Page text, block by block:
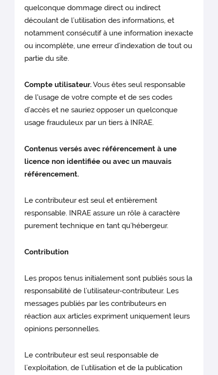
quelconque dommage direct ou indirect
découlant de l’utilisation des informations, et
notamment consécutif à une information inexacte
ou incomplète, une erreur d’indexation de tout ou
partie du site.
Compte utilisateur.Vous êtes seul responsable
de l'usage de votre compte et de ses codes
d’accès et ne sauriez opposer un quelconque
usage frauduleux par un tiers à INRAE.
Contenus versés avec référencement à une
licence non identifiée ou avec un mauvais
référencement.
Le contributeur est seul et entièrement
responsable. INRAE assure un rôle à caractère
purement technique en tant qu’hébergeur.
Contribution
Les propos tenus initialement sont publiés sous la
responsabilité de l’utilisateur-contributeur. Les
messages publiés par les contributeurs en
réaction aux articles expriment uniquement leurs
opinions personnelles.
Le contributeur est seul responsable de
l’exploitation, de l’utilisation et de la publication